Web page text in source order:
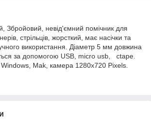
Збройовий, невід'ємний помічник для
стрільців, жорсткий, має насічки та
використання. Діаметр 5 мм довжина
за допомогою USB, micro usb, ctape.
Mak, камера 1280х720 Pixels.